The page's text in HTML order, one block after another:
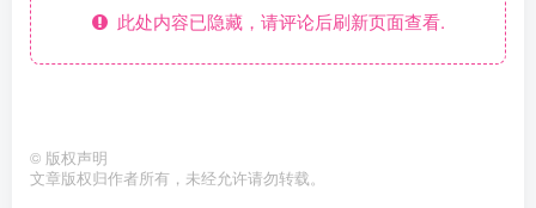
此处内容已隐藏，请评论后刷新页面查看.
© 版权声明
文章版权归作者所有，未经允许请勿转载。